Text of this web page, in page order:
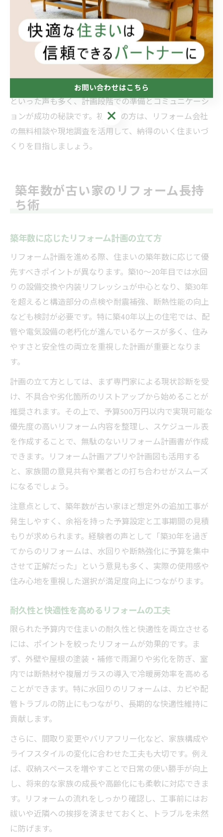
し、工事中の生活への影響や引越しの必要性も検討しま
しょう。プロと一緒に計画書や設計図を作成し、完成イ
メージを共有することで、イメージの食い違いによるト
ラブルも防げます。
「リフォーム前にしっかり相談したことで満足度が高か
った」「スケジュール管理で工事がスムーズに進んだ」
といった声も多く、計画段階での準備とコミュニケーシ
ョンが成功の秘訣です。初めての方は、リフォーム会社
の無料相談や現地調査を活用して、納得のいく住まいづ
くりを目指しましょう。
築年数が古い家のリフォーム長持
ち術
築年数に応じたリフォーム計画の立て方
リフォーム計画を進める際、住まいの築年数に応じて優
先すべきポイントが異なります。築10～20年目では水回
りの設備交換や内装リフレッシュが中心となり、築30年
を超えると構造部分の点検や耐震補強、断熱性能の向上
なども検討が必要です。特に築40年以上の住宅では、配
管や電気設備の老朽化が進んでいるケースが多く、住み
やすさと安全性の両立を重視した計画が重要となりま
す。
計画の立て方としては、まず専門家による現状診断を受
け、不具合や劣化箇所のリストアップから始めることが
推奨されます。その上で、予算500万円以内で実現可能な
優先度の高いリフォーム内容を整理し、スケジュール表
を作成することで、無駄のないリフォーム計画書が作成
できます。リフォーム計画アプリや計画図も活用する
と、家族間の意見共有や業者との打ち合わせがスムーズ
になるでしょう。
注意点として、築年数が古い家ほど想定外の追加工事が
発生しやすく、余裕を持った予算設定と工事期間の見積
もりが求められます。経験者の声として「築30年を過ぎ
てからのリフォームは、水回りや断熱強化に予算を集中
させて正解だった」という意見も多く、実際の使用感や
住み心地を重視した選択が満足度向上につながります。
耐久性と快適性を高めるリフォームの工夫
限られた予算内で住まいの耐久性と快適性を両立させる
には、ポイントを絞ったリフォームが効果的です。ま
ず、外壁や屋根の塗装・補修で雨漏りや劣化を防ぎ、室
内では断熱材や複層ガラスの導入で冷暖房効率を高める
ことができます。特に水回りのリフォームは、カビや配
管トラブルの防止にもつながり、長期的な快適性維持に
貢献します。
さらに、間取り変更やバリアフリー化など、家族構成や
ライフスタイルの変化に合わせた工夫も大切です。例え
ば、収納スペースを増やすことで日常の使い勝手が向上
し、将来的な家族の成長や高齢化にも柔軟に対応できま
す。リフォームの流れをしっかり確認し、工事前にはお
祓いや近隣への挨拶を済ませておくと、トラブルを未然
に防げます。
お問い合わせはこちら
お問い合わせはこちら